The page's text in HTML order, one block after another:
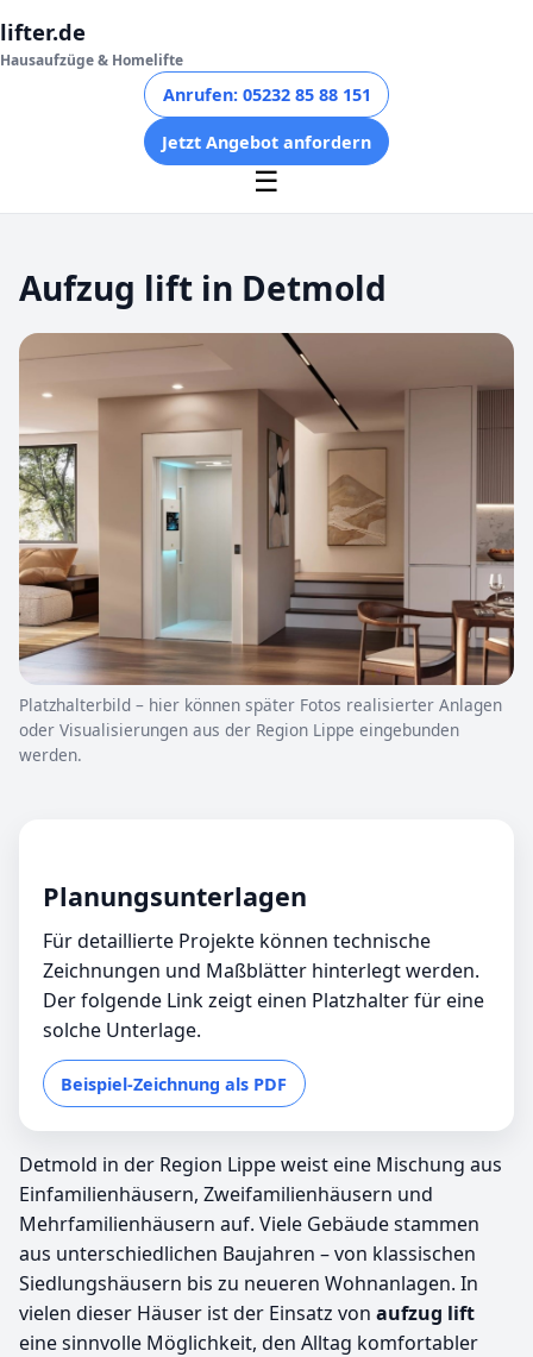
lifter.de
Hausaufzüge & Homelifte
Anrufen: 05232 85 88 151
Jetzt Angebot anfordern
☰
Aufzug lift in Detmold
Platzhalterbild – hier können später Fotos realisierter Anlagen
oder Visualisierungen aus der Region Lippe eingebunden
werden.
Planungsunterlagen
Für detaillierte Projekte können technische
Zeichnungen und Maßblätter hinterlegt werden.
Der folgende Link zeigt einen Platzhalter für eine
solche Unterlage.
Beispiel-Zeichnung als PDF
Detmold in der Region Lippe weist eine Mischung aus
Einfamilienhäusern, Zweifamilienhäusern und
Mehrfamilienhäusern auf. Viele Gebäude stammen
aus unterschiedlichen Baujahren – von klassischen
Siedlungshäusern bis zu neueren Wohnanlagen. In
vielen dieser Häuser ist der Einsatz von aufzug lift
eine sinnvolle Möglichkeit, den Alltag komfortabler